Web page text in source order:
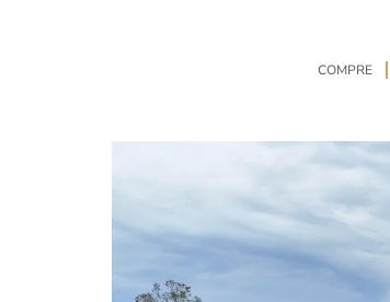
COMPRE